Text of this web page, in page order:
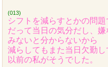
(013)
シフトを減らすとかの問
だって当日の気分だし、
みないと分からないから
減らしてもまた当日欠勤し
以前の私がそうでした。